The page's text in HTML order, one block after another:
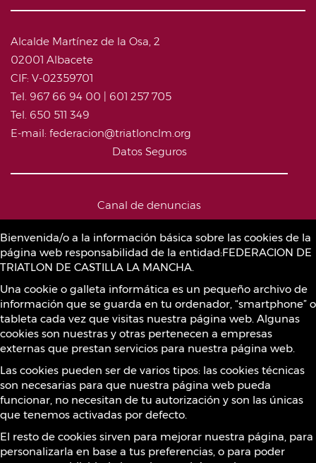
Bienvenida/o a la información básica sobre las cookies de la
página web responsabilidad de la entidad:FEDERACION DE
TRIATLON DE CASTILLA LA MANCHA.
Una cookie o galleta informática es un pequeño archivo de
información que se guarda en tu ordenador, “smartphone” o
tableta cada vez que visitas nuestra página web. Algunas
cookies son nuestras y otras pertenecen a empresas
externas que prestan servicios para nuestra página web.
Las cookies pueden ser de varios tipos: las cookies técnicas
son necesarias para que nuestra página web pueda
funcionar, no necesitan de tu autorización y son las únicas
que tenemos activadas por defecto.
El resto de cookies sirven para mejorar nuestra página, para
personalizarla en base a tus preferencias, o para poder
Alcalde Martínez de la Osa, 2
02001 Albacete
CIF: V-02359701
Tel. 967 66 94 00 | 601 257 705
Tel. 650 511 349
E-mail: federacion@triatlonclm.org
Datos Seguros
Canal de denuncias
Política de Cookies
Sustancias prohibidas
Contacto
¡Síguenos!